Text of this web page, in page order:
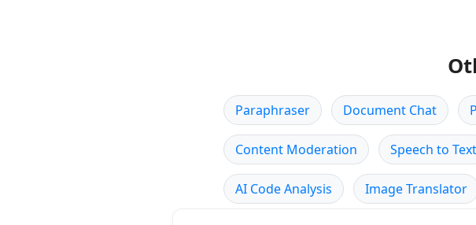
Paraphraser Document Chat
Content Moderation Speech to Text
AI Code Analysis Image Translator